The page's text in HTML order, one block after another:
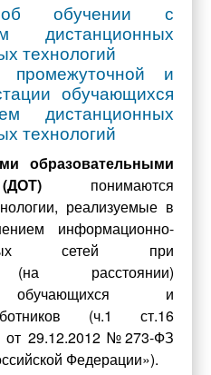
в ОУ
работы
школьников
обучении с
дистанционных
технологий
и
обучающихся
дистанционных
технологий
образовательными
(ДОТ) понимаются
реализуемые в
информационно-
сетей при
(на расстоянии)
обучающихся и
(ч.1 ст.16
от 29.12.2012 №273-ФЗ
Федерации»).